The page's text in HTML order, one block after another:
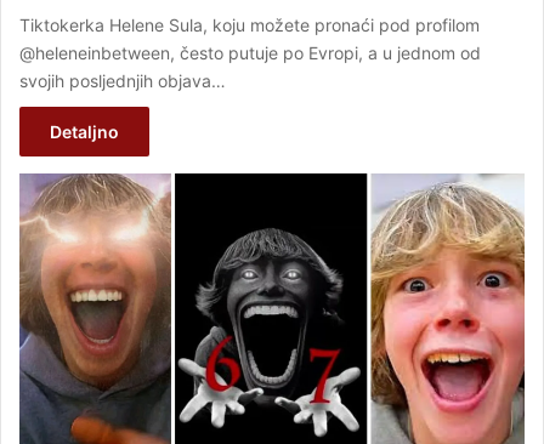
Tiktokerka Helene Sula, koju možete pronaći pod profilom
@heleneinbetween, često putuje po Evropi, a u jednom od
svojih posljednjih objava…
Detaljno